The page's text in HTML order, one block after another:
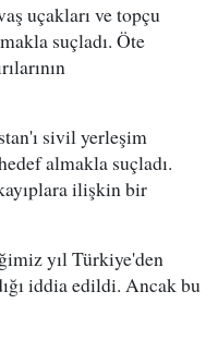
uçakları ve topçu
suçladı. Öte
sivil yerleşim
almakla suçladı.
ilişkin bir
yıl Türkiye'den
iddia edildi. Ancak bu